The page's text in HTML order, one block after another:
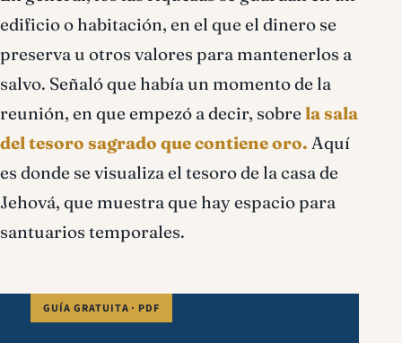
edificio o habitación, en el que el dinero se
preserva u otros valores para mantenerlos a
salvo. Señaló que había un momento de la
reunión, en que empezó a decir, sobre la sala
del tesoro sagrado que contiene oro. Aquí
es donde se visualiza el tesoro de la casa de
Jehová, que muestra que hay espacio para
santuarios temporales.
GUÍA GRATUITA · PDF